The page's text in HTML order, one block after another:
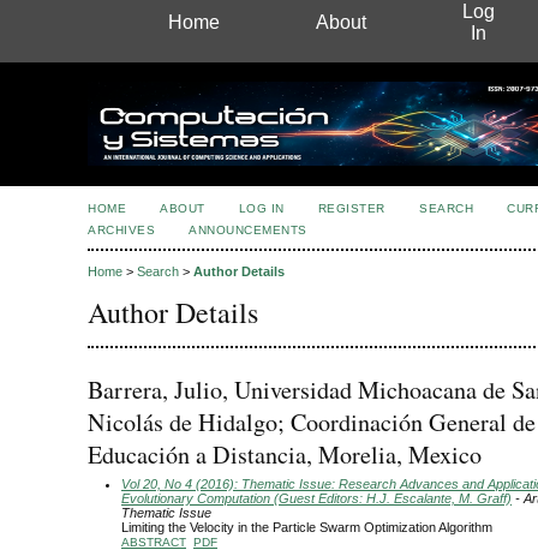
Home About
Log
In
HOME ABOUT LOG IN REGISTER SEARCH
ARCHIVES
ANNOUNCEMENTS
Home > Search > Author Details
Author Details
Barrera, Julio, Universidad Michoacana de
Nicolás de Hidalgo; Coordinación General de
Educación a Distancia, Morelia, Mexico
Vol 20, No 4 (2016): Thematic Issue: Research Advances and
Evolutionary Computation (Guest Editors: H.J. Escalante, M. Graff) -
Thematic Issue
Limiting the Velocity in the Particle Swarm Optimization Algorithm
ABSTRACT PDF